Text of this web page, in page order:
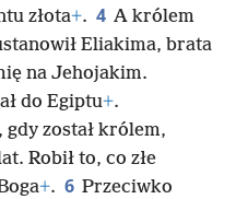
złota+. 4 A królem
Eliakima, brata
na Jehojakim.
do Egiptu+.
gdy został królem,
Robił to, co złe
+. 6 Przeciwko